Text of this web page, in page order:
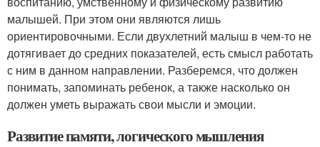
малышей. При этом они являются лишь
ориентировочными. Если двухлетний малыш в чем-то не
дотягивает до средних показателей, есть смысл работать
с ним в данном направлении. Разберемся, что должен
понимать, запоминать ребенок, а также насколько он
должен уметь выражать свои мысли и эмоции.
Развитие памяти, логического мышления